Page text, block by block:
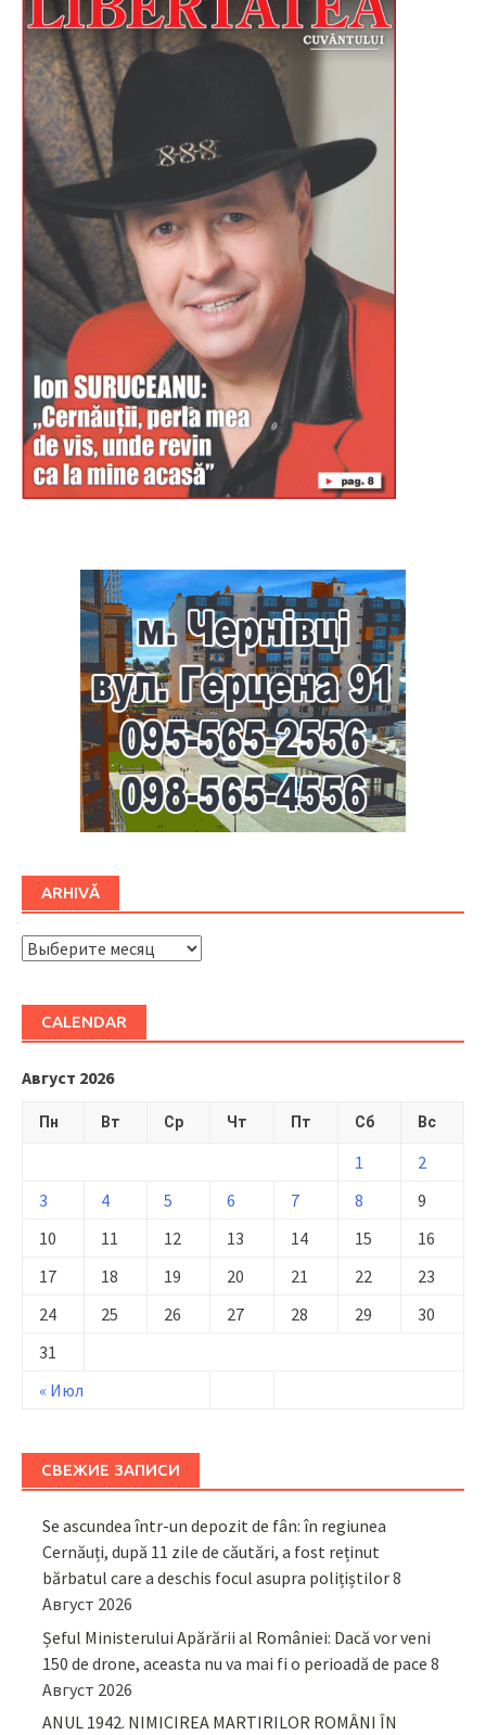
ARHIVĂ
ARHIVĂ
CALENDAR
Август 2026
Пн Вт Ср Чт Пт Сб Вс
« Июл
1
2
3
4 5 6 7 8
9
10
11 12 13 14 15
16
17
18 19 20 21 22
23
24
25 26 27 28 29
30
31
СВЕЖИЕ ЗАПИСИ
Se ascundea într-un depozit de fân: în regiunea
Cernăuți, după 11 zile de căutări, a fost reținut
bărbatul care a deschis focul asupra polițiștilor8
Август 2026
Șeful Ministerului Apărării al României: Dacă vor veni
150 de drone, aceasta nu va mai fi o perioadă de pace 8
Август 2026
ANUL 1942. NIMICIREA MARTIRILOR ROMÂNI ÎN